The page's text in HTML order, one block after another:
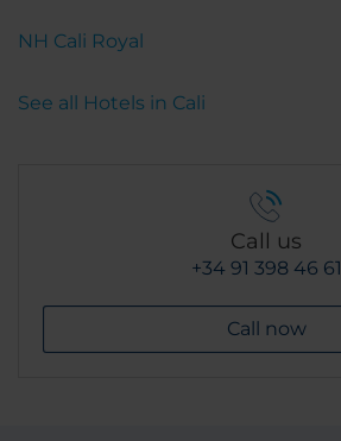
NH Cali Royal
See all Hotels in Cali
Call us
+34 91 398 46 61
Call now